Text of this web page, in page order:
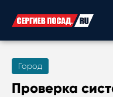
Город
Проверка